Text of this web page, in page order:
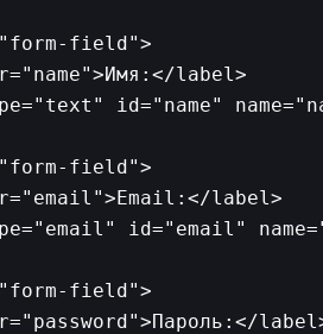
field">
label>
id="name"
field">
label>
id="email"
field">